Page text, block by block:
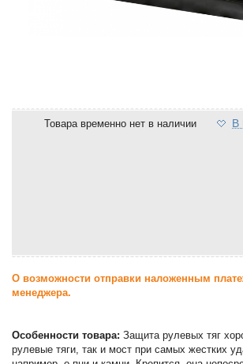
Товара временно нет в наличии В
О возможности отправки наложенным
менеджера.
Особенности товара: Защита рулевых тяг
рулевые тяги, так и мост при самых жестких